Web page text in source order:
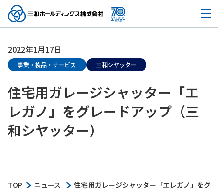
住宅用ガレージシャッター「エ
レガノ」をグレードアップ（三
和シヤッター）
2022年1月17日
事業・製品・サービス 三和シヤッター
TOP ニュース 住宅用ガレージシャッター「エレガノ」をグ